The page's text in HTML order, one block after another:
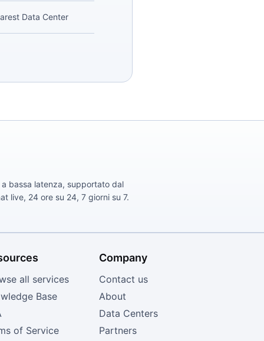
Data Center
bassa latenza, supportato dal
live, 24 ore su 24, 7 giorni su 7.
all services
Base
of Service
Company
Contact us
About
Data Centers
Partners